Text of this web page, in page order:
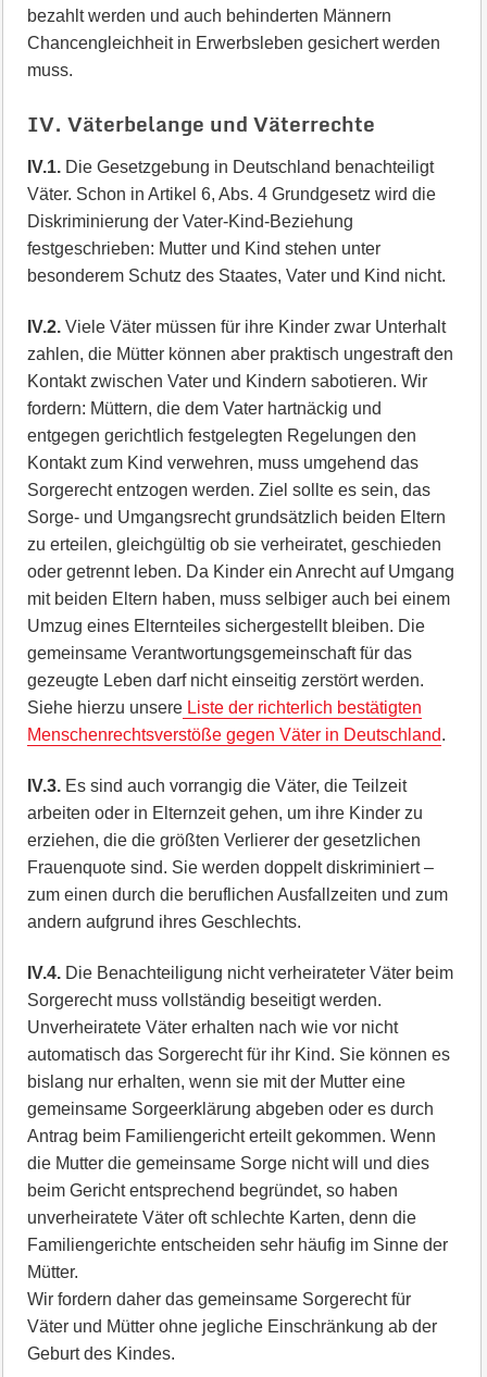
bezahlt werden und auch behinderten Männern
Chancengleichheit in Erwerbsleben gesichert werden
muss.
IV. Väterbelange und Väterrechte
IV.1. Die Gesetzgebung in Deutschland benachteiligt
Väter. Schon in Artikel 6, Abs. 4 Grundgesetz wird die
Diskriminierung der Vater-Kind-Beziehung
festgeschrieben: Mutter und Kind stehen unter
besonderem Schutz des Staates, Vater und Kind nicht.
IV.2. Viele Väter müssen für ihre Kinder zwar Unterhalt
zahlen, die Mütter können aber praktisch ungestraft den
Kontakt zwischen Vater und Kindern sabotieren. Wir
fordern: Müttern, die dem Vater hartnäckig und
entgegen gerichtlich festgelegten Regelungen den
Kontakt zum Kind verwehren, muss umgehend das
Sorgerecht entzogen werden. Ziel sollte es sein, das
Sorge- und Umgangsrecht grundsätzlich beiden Eltern
zu erteilen, gleichgültig ob sie verheiratet, geschieden
oder getrennt leben. Da Kinder ein Anrecht auf Umgang
mit beiden Eltern haben, muss selbiger auch bei einem
Umzug eines Elternteiles sichergestellt bleiben. Die
gemeinsame Verantwortungsgemeinschaft für das
gezeugte Leben darf nicht einseitig zerstört werden.
Siehe hierzu unsere Liste der richterlich bestätigten
Menschenrechtsverstöße gegen Väter in Deutschland.
IV.3. Es sind auch vorrangig die Väter, die Teilzeit
arbeiten oder in Elternzeit gehen, um ihre Kinder zu
erziehen, die die größten Verlierer der gesetzlichen
Frauenquote sind. Sie werden doppelt diskriminiert –
zum einen durch die beruflichen Ausfallzeiten und zum
andern aufgrund ihres Geschlechts.
IV.4. Die Benachteiligung nicht verheirateter Väter beim
Sorgerecht muss vollständig beseitigt werden.
Unverheiratete Väter erhalten nach wie vor nicht
automatisch das Sorgerecht für ihr Kind. Sie können es
bislang nur erhalten, wenn sie mit der Mutter eine
gemeinsame Sorgeerklärung abgeben oder es durch
Antrag beim Familiengericht erteilt gekommen. Wenn
die Mutter die gemeinsame Sorge nicht will und dies
beim Gericht entsprechend begründet, so haben
unverheiratete Väter oft schlechte Karten, denn die
Familiengerichte entscheiden sehr häufig im Sinne der
Mütter.
Wir fordern daher das gemeinsame Sorgerecht für
Väter und Mütter ohne jegliche Einschränkung ab der
Geburt des Kindes.